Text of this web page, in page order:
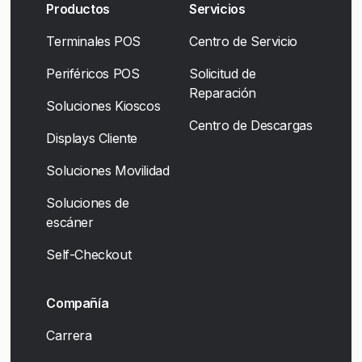
Productos
Terminales POS
Periféricos POS
Soluciones Kioscos
Displays Cliente
Soluciones Movilidad
Soluciones de
escáner
Self-Checkout
Servicios
Centro de Servicio
Solicitud de
Reparación
Centro de Descargas
Compañía
Carrera